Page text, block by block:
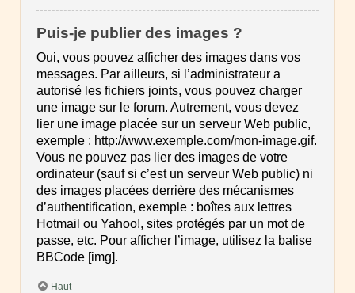
Puis-je publier des images ?
Oui, vous pouvez afficher des images dans vos
messages. Par ailleurs, si l’administrateur a
autorisé les fichiers joints, vous pouvez charger
une image sur le forum. Autrement, vous devez
lier une image placée sur un serveur Web public,
exemple : http://www.exemple.com/mon-image.gif.
Vous ne pouvez pas lier des images de votre
ordinateur (sauf si c’est un serveur Web public) ni
des images placées derrière des mécanismes
d’authentification, exemple : boîtes aux lettres
Hotmail ou Yahoo!, sites protégés par un mot de
passe, etc. Pour afficher l’image, utilisez la balise
BBCode [img].
Haut